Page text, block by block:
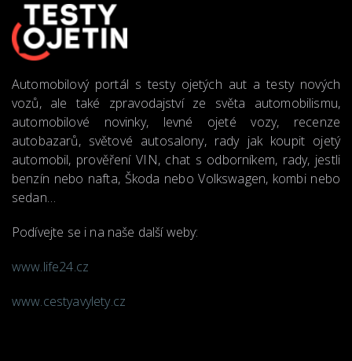
Automobilový portál s testy ojetých aut a testy nových
vozů, ale také zpravodajství ze světa automobilismu,
automobilové novinky, levné ojeté vozy, recenze
autobazarů, světové autosalony, rady jak koupit ojetý
automobil, prověření VIN, chat s odborníkem, rady, jestli
benzín nebo nafta, Škoda nebo Volkswagen, kombi nebo
sedan…
Podívejte se i na naše další weby:
www.life24.cz
www.cestyavylety.cz